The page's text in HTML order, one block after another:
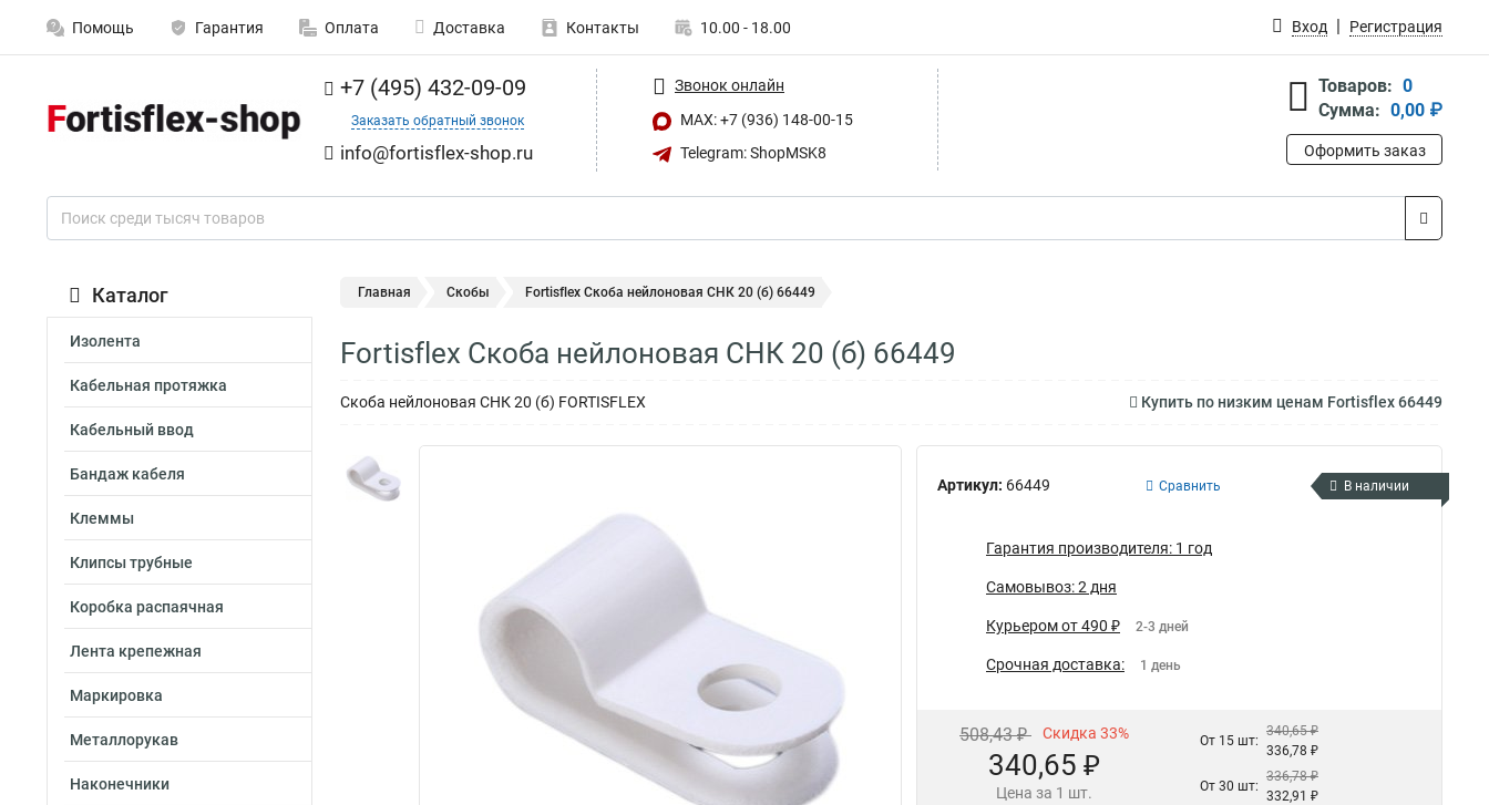
Помощь Гарантия Оплата Доставка Контакты 10.00 - 18.00 Вход Регистрация
+7 (495) 432-09-09
Заказать обратный звонок
info@fortisflex-shop.ru
Звонок онлайн
MAX: +7 (936) 148-00-15
Telegram: ShopMSK8
Товаров: 0
Сумма: 0,00 ₽
Оформить заказ
Каталог
Изолента
Кабельная протяжка
Кабельный ввод
Бандаж кабеля
Клеммы
Клипсы трубные
Коробка распаячная
Лента крепежная
Маркировка
Металлорукав
Наконечники
Главная Скобы Fortisflex Скоба нейлоновая СНК 20 (б) 66449
Fortisflex Скоба нейлоновая СНК 20 (б) 66449
Скоба нейлоновая СНК 20 (б) FORTISFLEX Купить по низким ценам Fortisflex 66449
Артикул: 66449 Сравнить В наличии
Гарантия производителя: 1 год
Самовывоз: 2 дня
Курьером от 490 ₽ 2-3 дней
Срочная доставка: 1 день
508,43 ₽ Скидка 33%
340,65 ₽
Цена за 1 шт.
От 15 шт:
340,65 ₽
336,78 ₽
От 30 шт:
336,78 ₽
332,91 ₽